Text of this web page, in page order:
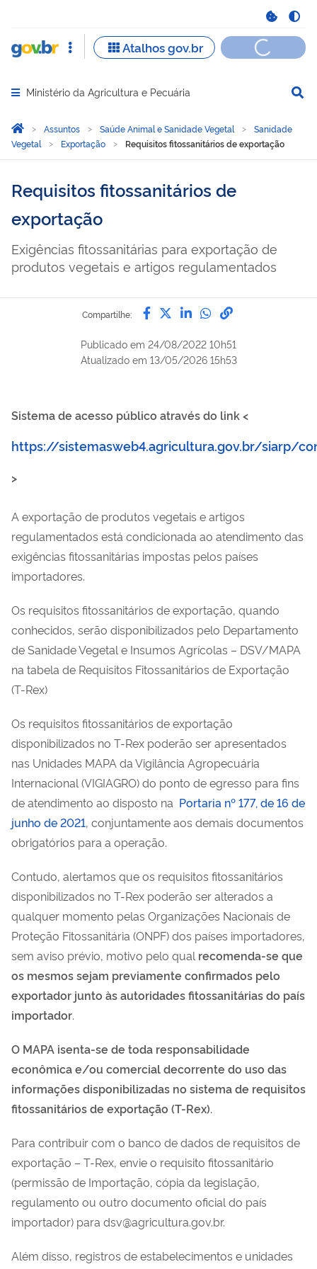
Abrir menu principal de navegação
Ministério da Agricultura e Pecuária
Você está aqui:
Página Inicial
Assuntos Saúde Animal e Sanidade Vegetal
Sanidade
Vegetal
Exportação Requisitos fitossanitários de exportação
Requisitos fitossanitários de
exportação
Exigências fitossanitárias para exportação de
produtos vegetais e artigos regulamentados
Compartilhe: Compartilhe por Facebook
Compartilhe por Twitter
Compartilhe por
Compartilhe
link para
Publicado em 24/08/2022 10h51
Atualizado em 13/05/2026 15h53
Sistema de acesso público através do link <
https://sistemasweb4.agricultura.gov.br/siarp/
>
A exportação de produtos vegetais e artigos
regulamentados está condicionada ao atendimento das
exigências fitossanitárias impostas pelos países
importadores.
Os requisitos fitossanitários de exportação, quando
conhecidos, serão disponibilizados pelo Departamento
de Sanidade Vegetal e Insumos Agrícolas – DSV/MAPA
na tabela de Requisitos Fitossanitários de Exportação
(T-Rex)
Os requisitos fitossanitários de exportação
disponibilizados no T-Rex poderão ser apresentados
nas Unidades MAPA da Vigilância Agropecuária
Internacional (VIGIAGRO) do ponto de egresso para fins
de atendimento ao disposto na Portaria nº 177, de 16 de
junho de 2021, conjuntamente aos demais documentos
obrigatórios para a operação.
Contudo, alertamos que os requisitos fitossanitários
disponibilizados no T-Rex poderão ser alterados a
qualquer momento pelas Organizações Nacionais de
Proteção Fitossanitária (ONPF) dos países importadores,
sem aviso prévio, motivo pelo qual recomenda-se que
os mesmos sejam previamente confirmados pelo
exportador junto às autoridades fitossanitárias do país
importador.
O MAPA isenta-se de toda responsabilidade
econômica e/ou comercial decorrente do uso das
informações disponibilizadas no sistema de requisitos
fitossanitários de exportação (T-Rex).
Para contribuir com o banco de dados de requisitos de
exportação – T-Rex, envie o requisito fitossanitário
(permissão de Importação, cópia da legislação,
regulamento ou outro documento oficial do país
importador) para dsv@agricultura.gov.br.
Além disso, registros de estabelecimentos e unidades